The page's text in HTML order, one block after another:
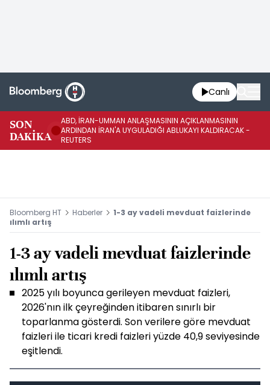
Canlı
SON
DAKİKA
ABD, İRAN-UMMAN ANLAŞMASININ AÇIKLANMASININ
ARDINDAN İRAN'A UYGULADIĞI ABLUKAYI KALDIRACAK -
REUTERS
Bloomberg HT Haberler
1-3 ay vadeli mevduat faizlerinde
ılımlı artış
1-3 ay vadeli mevduat faizlerinde
ılımlı artış
2025 yılı boyunca gerileyen mevduat faizleri,
2026'nın ilk çeyreğinden itibaren sınırlı bir
toparlanma gösterdi. Son verilere göre mevduat
faizleri ile ticari kredi faizleri yüzde 40,9 seviyesinde
eşitlendi.